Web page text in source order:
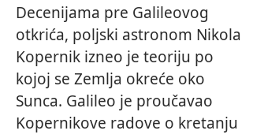
Decenijama pre Galileovog
otkrića, poljski astronom Nikola
Kopernik izneo je teoriju po
kojoj se Zemlja okreće oko
Sunca. Galileo je proučavao
Kopernikove radove o kretanju